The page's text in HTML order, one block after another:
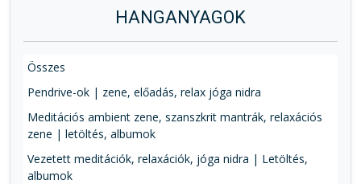
HANGANYAGOK
Összes
Pendrive-ok | zene, előadás, relax jóga nidra
Meditációs ambient zene, szanszkrit mantrák, relaxációs
zene | letöltés, albumok
Vezetett meditációk, relaxációk, jóga nidra | Letöltés,
albumok